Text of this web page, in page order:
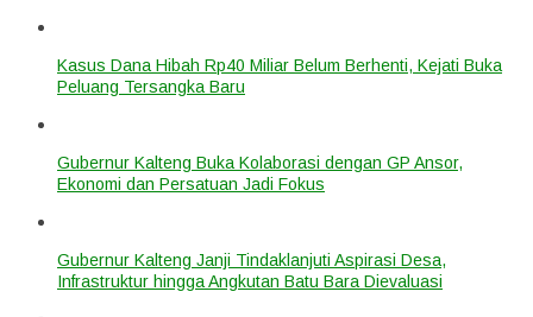
Kasus Dana Hibah Rp40 Miliar Belum Berhenti, Kejati Buka
Peluang Tersangka Baru
Gubernur Kalteng Buka Kolaborasi dengan GP Ansor,
Ekonomi dan Persatuan Jadi Fokus
Gubernur Kalteng Janji Tindaklanjuti Aspirasi Desa,
Infrastruktur hingga Angkutan Batu Bara Dievaluasi